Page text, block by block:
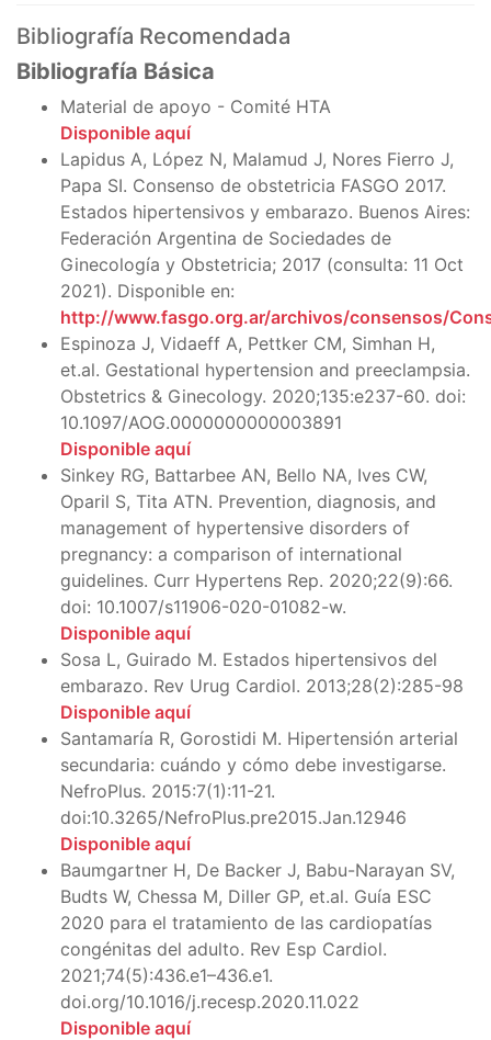
Bibliografía Recomendada
Bibliografía Básica
Material de apoyo - Comité HTA
Disponible aquí
Lapidus A, López N, Malamud J, Nores Fierro J,
Papa SI. Consenso de obstetricia FASGO 2017.
Estados hipertensivos y embarazo. Buenos Aires:
Federación Argentina de Sociedades de
Ginecología y Obstetricia; 2017 (consulta: 11 Oct
2021). Disponible en:
http://www.fasgo.org.ar/archivos/consensos/
Espinoza J, Vidaeff A, Pettker CM, Simhan H,
et.al. Gestational hypertension and preeclampsia.
Obstetrics & Ginecology. 2020;135:e237-60. doi:
10.1097/AOG.0000000000003891
Disponible aquí
Sinkey RG, Battarbee AN, Bello NA, Ives CW,
Oparil S, Tita ATN. Prevention, diagnosis, and
management of hypertensive disorders of
pregnancy: a comparison of international
guidelines. Curr Hypertens Rep. 2020;22(9):66.
doi: 10.1007/s11906-020-01082-w.
Disponible aquí
Sosa L, Guirado M. Estados hipertensivos del
embarazo. Rev Urug Cardiol. 2013;28(2):285-98
Disponible aquí
Santamaría R, Gorostidi M. Hipertensión arterial
secundaria: cuándo y cómo debe investigarse.
NefroPlus. 2015:7(1):11-21.
doi:10.3265/NefroPlus.pre2015.Jan.12946
Disponible aquí
Baumgartner H, De Backer J, Babu-Narayan SV,
Budts W, Chessa M, Diller GP, et.al. Guía ESC
2020 para el tratamiento de las cardiopatías
congénitas del adulto. Rev Esp Cardiol.
2021;74(5):436.e1–436.e1.
doi.org/10.1016/j.recesp.2020.11.022
Disponible aquí